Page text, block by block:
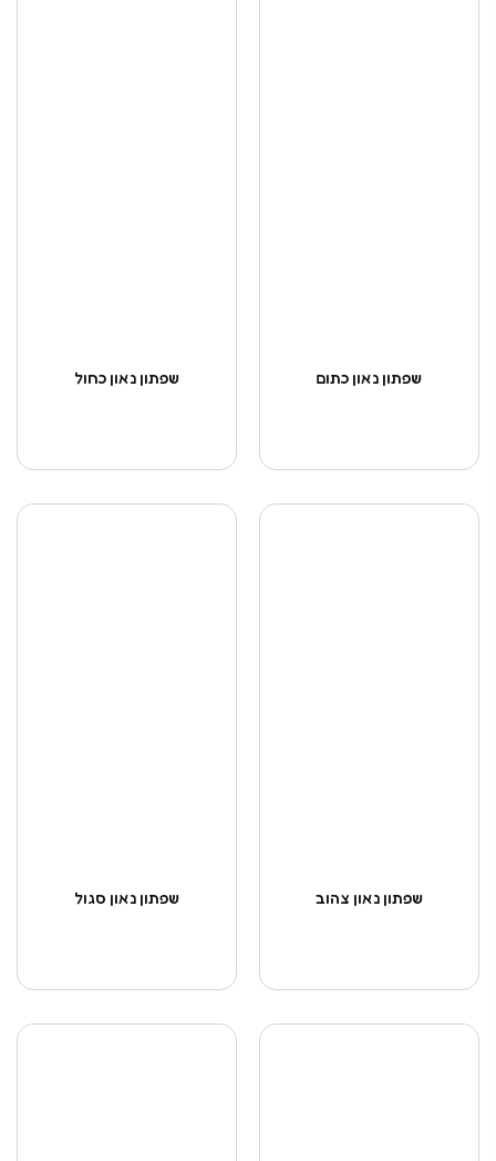
שפתון נאון כחול שפתון נאון כתום
שפתון נאון סגול שפתון נאון צהוב